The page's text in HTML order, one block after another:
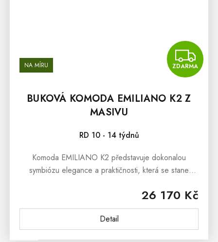
NA MÍRU ZDARMA
BUKOVÁ KOMODA EMILIANO K2 Z
MASIVU
RD 10 - 14 týdnů
26 170 Kč
Detail
Komoda EMILIANO K2 představuje dokonalou
symbiózu elegance a praktičnosti, která se stane
pravého bukového masivu v sobě skrývá...